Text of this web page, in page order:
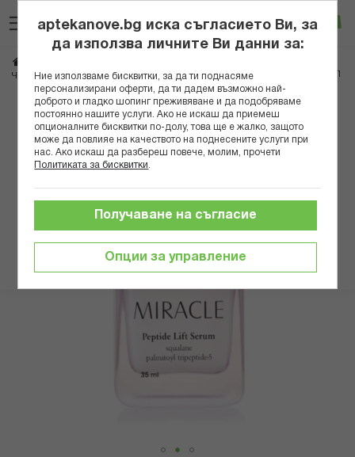
към
съдържанието
Вход
Чувствителна кожа
NOVE COSMETICS МИРАКЪЛ СЕРУМ С ПЕПТИДИ 35МЛ
Преминете
края
изображенията
aptekanove.bg иска съгласието Ви, за
да използва личните Ви данни за:
Ние използваме бисквитки, за да ти поднасяме
персонализирани оферти, да ти дадем възможно най-
доброто и гладко шопинг преживяване и да подобряваме
постоянно нашите услуги. Ако не искаш да приемеш
опционалните бисквитки по-долу, това ще е жалко, защото
може да повлияе на качеството на поднесените услуги при
нас. Ако искаш да разбереш повече, молим, прочети
Политиката за бисквитки
Опции за управление
Получаване на съгласие